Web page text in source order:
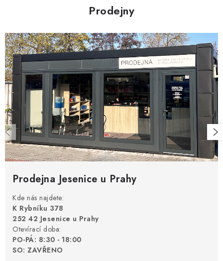
Prodejny
Prodejna Jesenice u Prahy
Kde nás najdete:
K Rybníku 378
252 42 Jesenice u Prahy
Otevírací doba:
PO-PÁ: 8:30 - 18:00
SO: ZAVŘENO